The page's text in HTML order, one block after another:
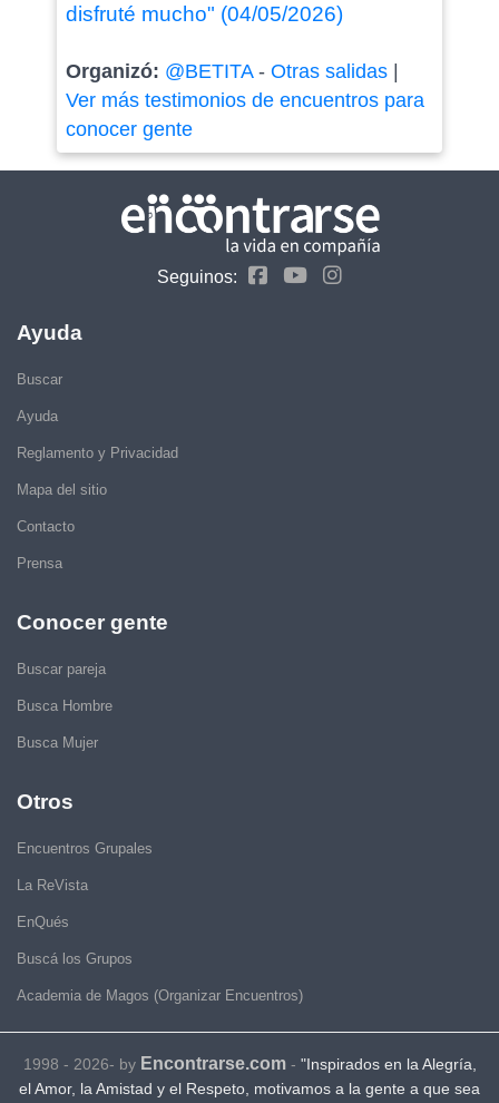
disfruté mucho" (04/05/2026)
Organizó: @BETITA- Otras salidas|
Ver más testimonios de encuentros para
conocer gente
Seguinos:
Ayuda
Buscar
Ayuda
Reglamento y Privacidad
Mapa del sitio
Contacto
Prensa
Conocer gente
Buscar pareja
Busca Hombre
Busca Mujer
Otros
Encuentros Grupales
La ReVista
EnQués
Buscá los Grupos
Academia de Magos (Organizar Encuentros)
1998 - 2026- by Encontrarse.com- "Inspirados en la Alegría,
el Amor, la Amistad y el Respeto, motivamos a la gente a que sea